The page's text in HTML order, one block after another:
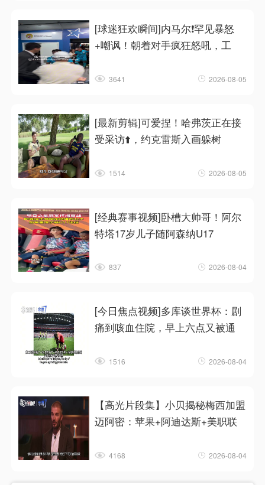
[球迷狂欢瞬间]内马尔❗罕见暴怒
+嘲讽！朝着对手疯狂怒吼，工
3641 2026-08-05
[最新剪辑]可爱捏！哈弗茨正在接
受采访⬆️，约克雷斯入画躲树
1514 2026-08-05
[经典赛事视频]卧槽大帅哥！阿尔
特塔17岁儿子随阿森纳U17
837 2026-08-04
[今日焦点视频]多库谈世界杯：剧
痛到咳血住院，早上六点又被通
1516 2026-08-04
【高光片段集】小贝揭秘梅西加盟
迈阿密：苹果+阿迪达斯+美职联
4168 2026-08-04